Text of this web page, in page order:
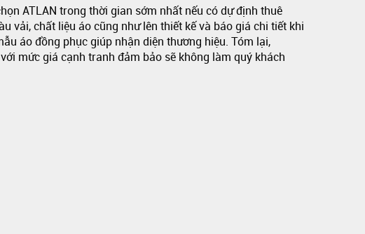
ATLAN trong thời gian sớm nhất nếu có dự định thuê
vải, chất liệu áo cũng như lên thiết kế và báo giá chi tiết khi
áo đồng phục giúp nhận diện thương hiệu. Tóm lại,
mức giá cạnh tranh đảm bảo sẽ không làm quý khách